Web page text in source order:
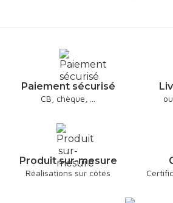
Paiement sécurisé
CB, chèque, ...
Produit sur-mesure
Réalisations sur côtés